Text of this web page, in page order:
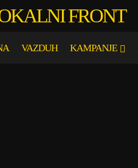
FRONT
VAZDUH KAMPANJE